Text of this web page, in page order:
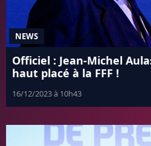
NEWS
Officiel : Jean-Michel
haut placé à la FFF !
16/12/2023 à 10h43